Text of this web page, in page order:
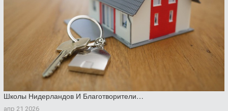
Школы Нидерландов И Благотворители…
апр 21 2026